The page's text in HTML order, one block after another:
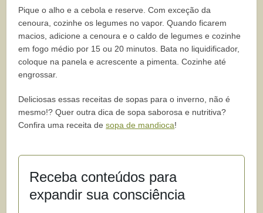
Pique o alho e a cebola e reserve. Com exceção da
cenoura, cozinhe os legumes no vapor. Quando ficarem
macios, adicione a cenoura e o caldo de legumes e cozinhe
em fogo médio por 15 ou 20 minutos. Bata no liquidificador,
coloque na panela e acrescente a pimenta. Cozinhe até
engrossar.
Deliciosas essas receitas de sopas para o inverno, não é
mesmo!? Quer outra dica de sopa saborosa e nutritiva?
Confira uma receita desopa de mandioca!
Receba conteúdos para
expandir sua consciência